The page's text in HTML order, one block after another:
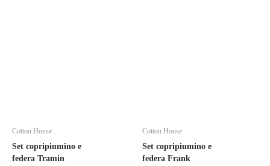
Cotton House
Set copripiumino e
federa Tramin
Cotton House
Set copripiumino e
federa Frank